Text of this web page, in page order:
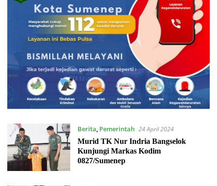
Berita Pemerintah 24 April 2024
Murid TK Nur Indria Bangselok
Kunjungi Markas Kodim
0827/Sumenep